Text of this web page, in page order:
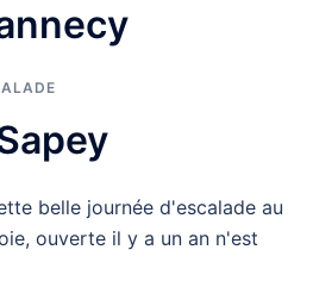
belle journée d'escalade au
ouverte il y a un an n'est